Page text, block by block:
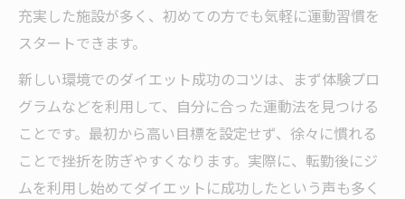
充実した施設が多く、初めての方でも気軽に運動習慣を
スタートできます。
新しい環境でのダイエット成功のコツは、まず体験プロ
グラムなどを利用して、自分に合った運動法を見つける
ことです。最初から高い目標を設定せず、徐々に慣れる
ことで挫折を防ぎやすくなります。実際に、転勤後にジ
ムを利用し始めてダイエットに成功したという声も多く